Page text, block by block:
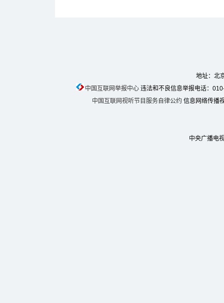
地址：北
中国互联网举报中心违法和不良信息举报电话：
中国互联网视听节目服务自律公约 信息网络传播
中央广播电